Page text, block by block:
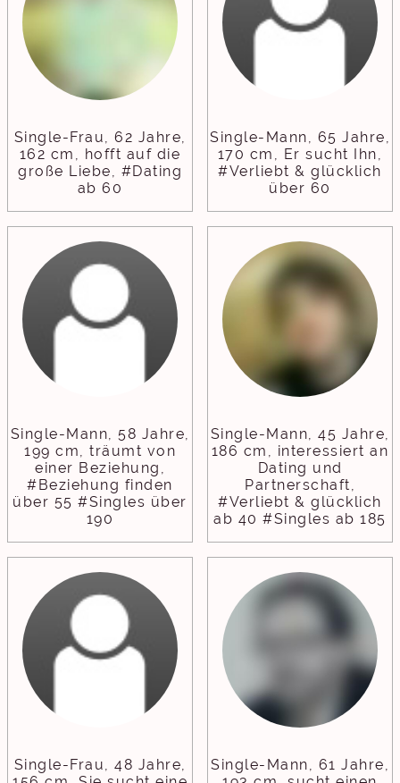
Single-Frau, 62 Jahre,
162 cm, hofft auf die
große Liebe, #Dating
ab 60
Single-Mann, 65 Jahre,
170 cm, Er sucht Ihn,
#Verliebt & glücklich
über 60
Single-Mann, 58 Jahre,
199 cm, träumt von
einer Beziehung,
#Beziehung finden
über 55 #Singles über
190
Single-Mann, 45 Jahre,
186 cm, interessiert an
Dating und
Partnerschaft,
#Verliebt & glücklich
ab 40 #Singles ab 185
Single-Frau, 48 Jahre,
Single-Mann, 61 Jahre,